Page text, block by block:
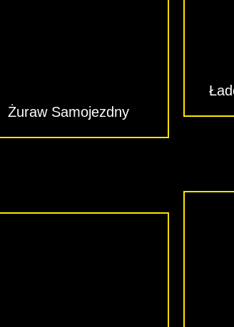
Żuraw Samojezdny